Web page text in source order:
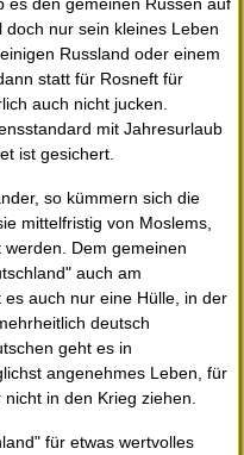
nur sein kleines Leben
Russland oder einem
statt für Rosneft für
auch nicht jucken.
mit Jahresurlaub
ist gesichert.
so kümmern sich die
mittelfristig von Moslems,
Dem gemeinen
auch am
auch nur eine Hülle, in der
deutsch
geht es in
angenehmes Leben, für
in den Krieg ziehen.
für etwas wertvolles